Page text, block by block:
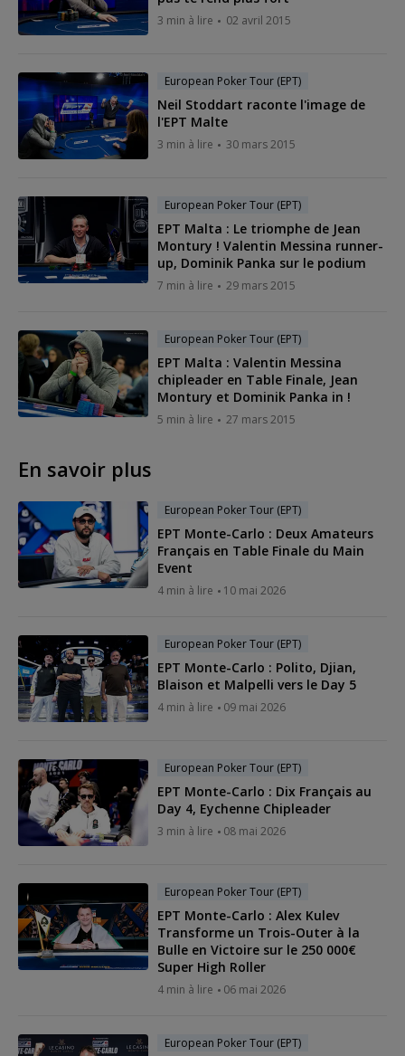
3 min à lire 02 avril 2015
European Poker Tour (EPT)
Neil Stoddart raconte l'image de
l'EPT Malte
3 min à lire 30 mars 2015
European Poker Tour (EPT)
EPT Malta : Le triomphe de Jean
Montury ! Valentin Messina runner-
up, Dominik Panka sur le podium
7 min à lire 29 mars 2015
European Poker Tour (EPT)
EPT Malta : Valentin Messina
chipleader en Table Finale, Jean
Montury et Dominik Panka in !
5 min à lire 27 mars 2015
En savoir plus
European Poker Tour (EPT)
EPT Monte-Carlo : Deux Amateurs
Français en Table Finale du Main
Event
4 min à lire 10 mai 2026
European Poker Tour (EPT)
EPT Monte-Carlo : Polito, Djian,
Blaison et Malpelli vers le Day 5
4 min à lire 09 mai 2026
European Poker Tour (EPT)
EPT Monte-Carlo : Dix Français au
Day 4, Eychenne Chipleader
3 min à lire 08 mai 2026
European Poker Tour (EPT)
EPT Monte-Carlo : Alex Kulev
Transforme un Trois-Outer à la
Bulle en Victoire sur le 250 000€
Super High Roller
4 min à lire 06 mai 2026
European Poker Tour (EPT)